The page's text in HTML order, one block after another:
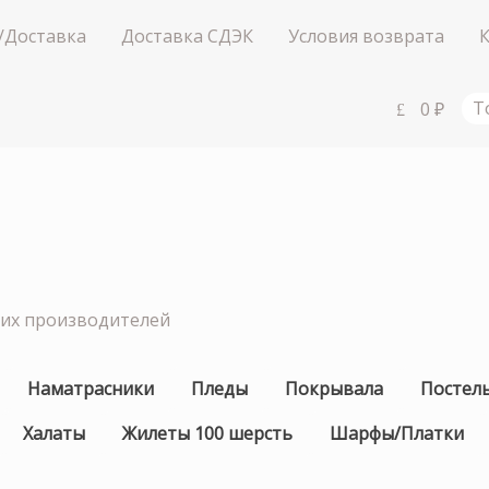
Доставка СДЭК Условия возврата
0 ₽
производителей
Наматрасники Пледы Покрывала
Халаты
Жилеты 100 шерсть Шарфы/Платки